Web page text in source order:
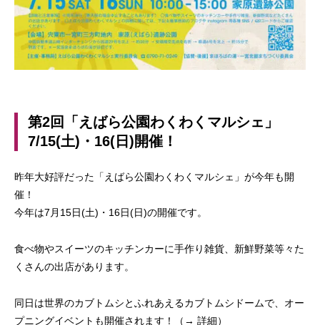
第2回「えばら公園わくわくマルシェ」
7/15(土)・16(日)開催！
昨年大好評だった「えばら公園わくわくマルシェ」が今年も開
催！
今年は7月15日(土)・16日(日)の開催です。
食べ物やスイーツのキッチンカーに手作り雑貨、新鮮野菜等々た
くさんの出店があります。
同日は世界のカブトムシとふれあえるカブトムシドームで、オー
プニングイベントも開催されます！（→ 詳細）